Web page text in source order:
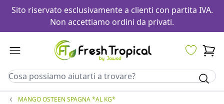
Sito riservato esclusivamente a clienti con partita IVA.
Non accettiamo ordini da privati.
MANGO OSTEEN SPAGNA *AL KG*